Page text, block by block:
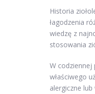
Historia
łagodzenia
wiedzę z
stosowania
W codziennej
właściwego
alergiczne